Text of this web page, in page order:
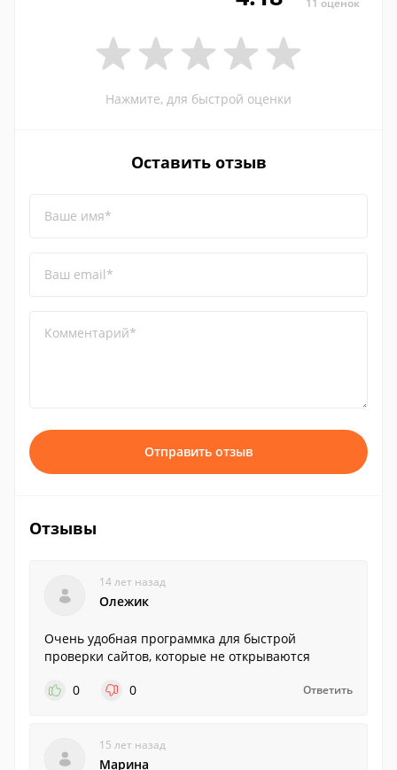
Нажмите, для быстрой оценки
Оставить отзыв
Ваше имя*
Ваш email*
Комментарий*
Отправить отзыв
Отзывы
14 лет назад
Олежик
Очень удобная программка для быстрой
проверки сайтов, которые не открываются
0
0 Ответить
15 лет назад
Марина